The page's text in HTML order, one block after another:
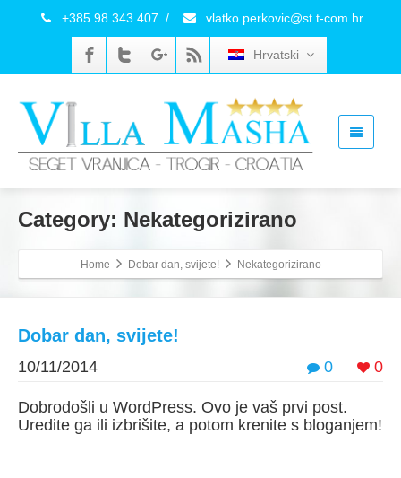
+385 98 343 407 / vlatko.perkovic@st.t-com.hr
Hrvatski
Category: Nekategorizirano
Home Dobar dan, svijete! Nekategorizirano
Dobar dan, svijete!
0 0
10/11/2014
Dobrodošli u WordPress. Ovo je vaš prvi post.
Uredite ga ili izbrišite, a potom krenite s bloganjem!